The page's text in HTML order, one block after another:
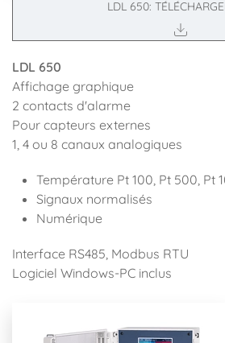
LDL 650:
LDL 650
Affichage graphique
2 contacts d'alarme
Pour capteurs externes
1, 4 ou 8 canaux analogiques
Température Pt 100, Pt 500, Pt
Signaux normalisés
Numérique
Interface RS485, Modbus RTU
Logiciel Windows-PC inclus